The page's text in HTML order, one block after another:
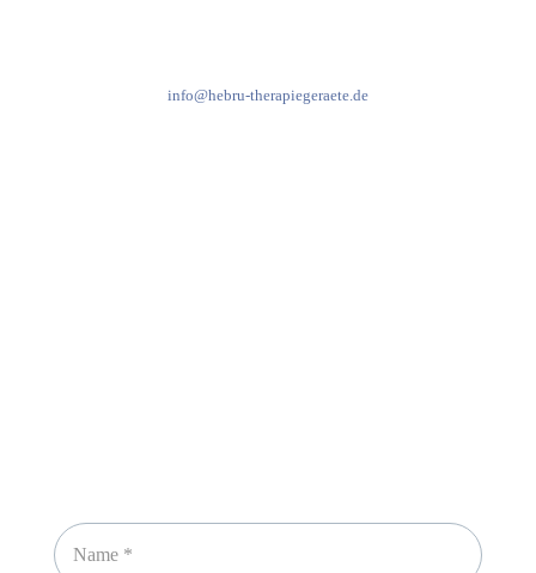
info@hebru-therapiegeraete.de